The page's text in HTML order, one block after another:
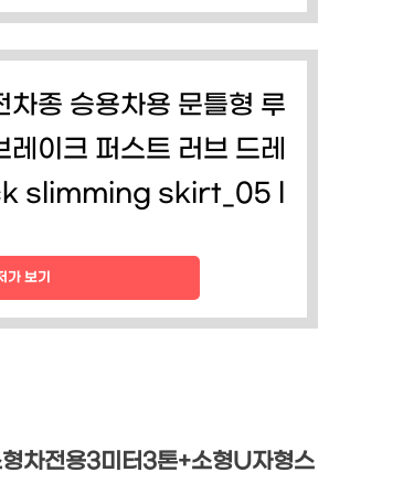
차종 승용차용 문틀형 루
이크 퍼스트 러브 드레
slimming skirt_05 l
가 보기
차전용3미터3톤+소형U자형스